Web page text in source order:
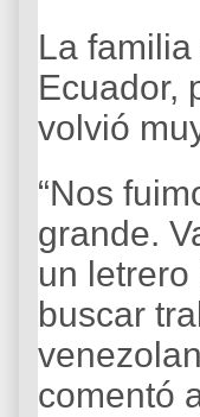
La
Ecuador,
volvió
“Nos
grande.
un letrero
buscar
comentó